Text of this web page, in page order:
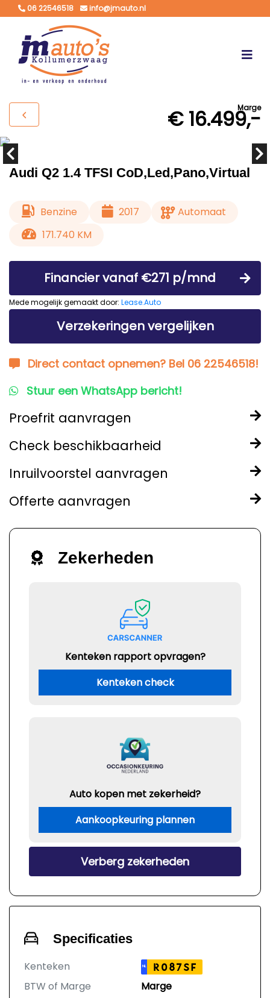
06 22546518 info@jmauto.nl
Marge
€ 16.499,-
Audi Q2 1.4 TFSI CoD,Led,Pano,Virtual
Benzine 2017
Automaat
171.740 KM
Financier vanaf €271 p/mnd
Mede mogelijk gemaakt door: Lease.Auto
Verzekeringen vergelijken
Direct contact opnemen? Bel 06 22546518!
Stuur een WhatsApp bericht!
Proefrit aanvragen
Check beschikbaarheid
Inruilvoorstel aanvragen
Offerte aanvragen
Zekerheden
Kenteken rapport opvragen?
Kenteken check
Auto kopen met zekerheid?
Aankoopkeuring plannen
Verberg zekerheden
Specificaties
Kenteken NL R087SF
BTW of Marge
Marge